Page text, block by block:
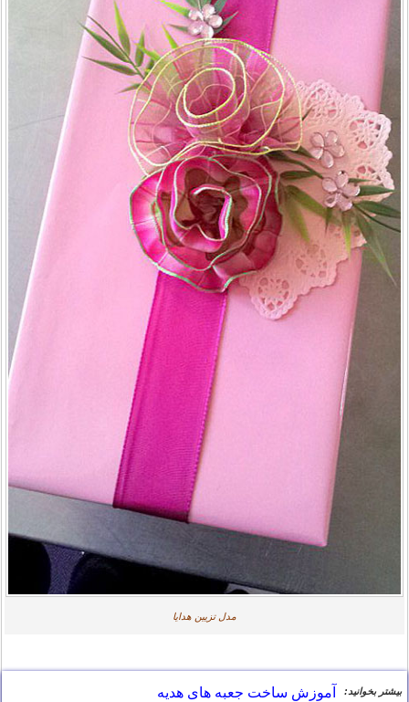
مدل تزیین هدایا
بیشتر بخوانید: آموزش ساخت جعبه های هدیه